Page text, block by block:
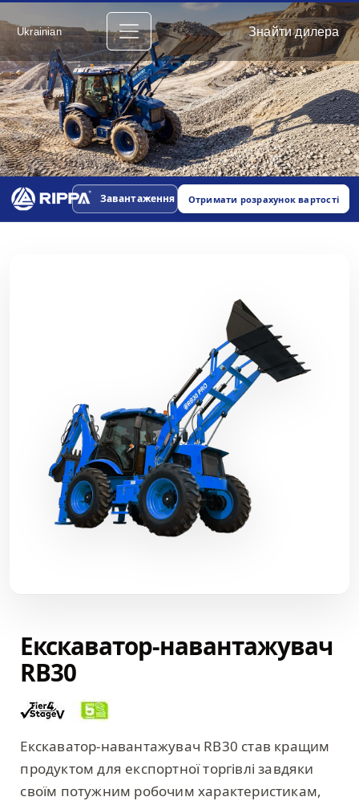
Ukrainian Знайти дилера
Завантаження Отримати розрахунок вартості
Екскаватор-навантажувач
RB30
Екскаватор-навантажувач RB30 став кращим
продуктом для експортної торгівлі завдяки
своїм потужним робочим характеристикам,